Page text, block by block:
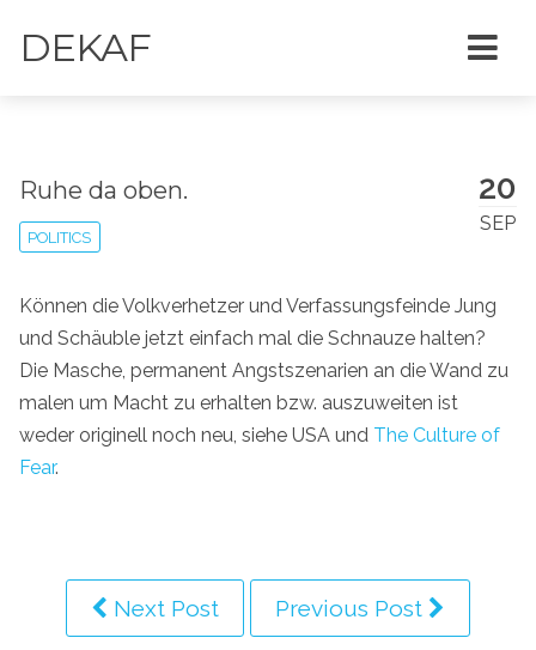
DEKAF
20
SEP
Ruhe da oben.
POLITICS
Können die Volkverhetzer und Verfassungsfeinde Jung
und Schäuble jetzt einfach mal die Schnauze halten?
Die Masche, permanent Angstszenarien an die Wand zu
malen um Macht zu erhalten bzw. auszuweiten ist
weder originell noch neu, siehe USA und The Culture of
Fear.
Next Post Previous Post